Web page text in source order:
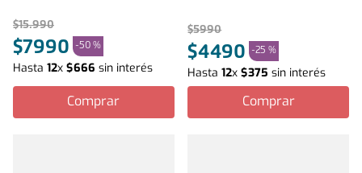
$15.990
$7990 -50 %
Hasta 12x $666 sin interés
Comprar
$5990
$4490 -25 %
Hasta12x$375 sin interés
Comprar